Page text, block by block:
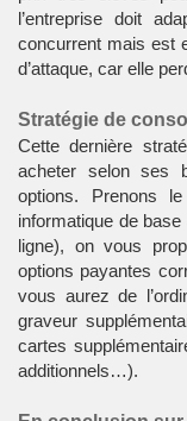
l’entreprise doit
concurrent mais est
d’attaque, car elle
Stratégie de
Cette dernière
acheter selon ses
options. Prenons
informatique de
ligne), on vous
options payantes
vous aurez de
graveur
cartes
additionnels…).